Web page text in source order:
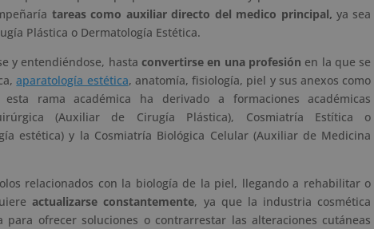
tareas como auxiliar directo del medico principal, ya sea
Plástica o Dermatología Estética.
y entendiéndose, hasta convertirse en una profesión en la que se
aparatología estética, anatomía, fisiología, piel y sus anexos como
rama académica ha derivado a formaciones académicas
(Auxiliar de Cirugía Plástica), Cosmiatría Estítica o
estética) y la Cosmiatría Biológica Celular (Auxiliar de Medicina
relacionados con la biología de la piel, llegando a rehabilitar o
actualizarse constantemente, ya que la industria cosmética
ofrecer soluciones o contrarrestar las alteraciones cutáneas